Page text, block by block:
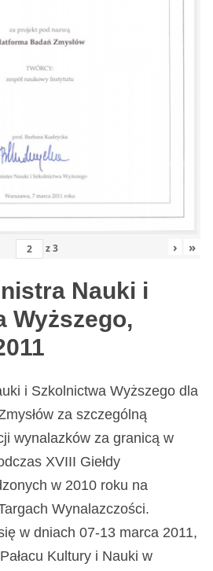
z3 › »
Nauki i
Wyższego,
i Szkolnictwa Wyższego dla
za szczególną
wynalazków za granicą w
XVIII Giełdy
w 2010 roku na
Wynalazczości.
w dniach 07-13 marca 2011,
Kultury i Nauki w